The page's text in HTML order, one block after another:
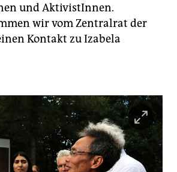
und AktivistInnen.
wir vom Zentralrat der
Kontakt zu Izabela